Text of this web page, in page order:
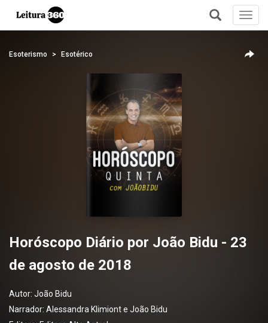
+
Esoterismo Esotérico
Horóscopo Diário por João Bidu - 23
de agosto de 2018
Autor: João Bidu
Narrador: Alessandra Klimiont e João Bidu